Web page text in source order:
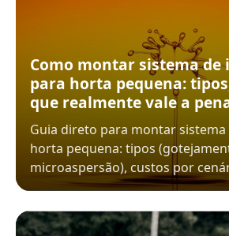
Como montar sistema de
para horta pequena:
que realmente vale a
Guia direto para montar
horta pequena: tipos
microaspersão), custos por